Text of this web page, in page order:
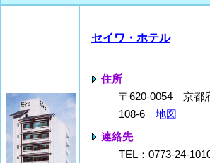
セイワ・ホテル
住所
〒620-0054 京都
108-6 地図
連絡先
TEL：0773-24-